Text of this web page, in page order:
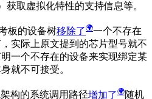
获取虚拟化特性的支持信息等。
板的设备树移除了
一个不存在
实际上原文提到的芯片型号就不
一个不存在的设备来实现绑定某
就不可接受。
构的系统调用路径增加了
随机